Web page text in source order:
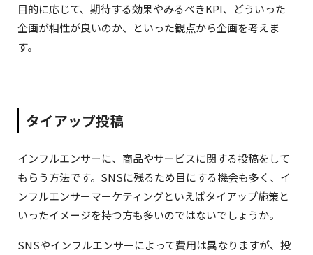
目的に応じて、期待する効果やみるべきKPI、どういった
企画が相性が良いのか、といった観点から企画を考えま
す。
タイアップ投稿
インフルエンサーに、商品やサービスに関する投稿をして
もらう方法です。SNSに残るため目にする機会も多く、イ
ンフルエンサーマーケティングといえばタイアップ施策と
いったイメージを持つ方も多いのではないでしょうか。
SNSやインフルエンサーによって費用は異なりますが、投